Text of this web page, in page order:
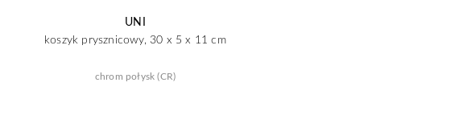
UNI
koszyk prysznicowy, 30 x 5 x 11 cm
chrom połysk (CR)